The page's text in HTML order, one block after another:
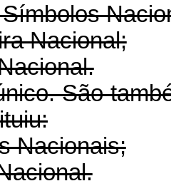
Nacional;
São
Nacionais;